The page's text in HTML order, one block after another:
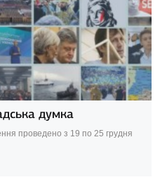
думка
проведено з 19 по 25 грудня